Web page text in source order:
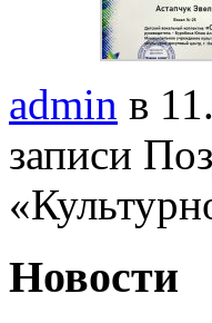
admin в
записи
Новости